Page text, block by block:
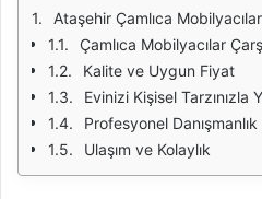
Ataşehir Çamlıca Mobilyacılar
Çamlıca Mobilyacılar
Kalite ve Uygun Fiyat
Evinizi Kişisel Tarzınızla
Profesyonel
Ulaşım ve Kolaylık